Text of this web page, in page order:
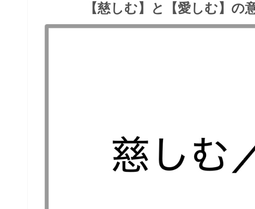
【慈しむ】と【愛しむ】の